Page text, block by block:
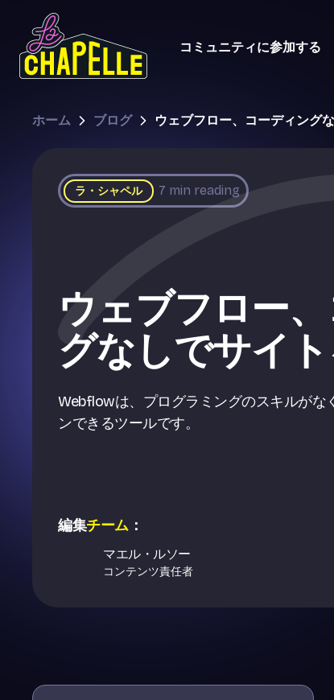
コミュニティに参加する
ホーム ブログ ウェブフロー、コーディング
ラ・シャペル 7 min reading
ウェブフロー
グなしでサイ
Webflowは、プログラミングのスキルがな
ンできるツールです。
編集チーム：
マエル・ルソー
コンテンツ責任者